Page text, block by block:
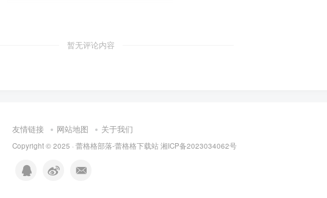
暂无评论内容
友情链接 网站地图 关于我们
Copyright © 2025 · 蕾格格部落-蕾格格下载站湘ICP备2023034062号